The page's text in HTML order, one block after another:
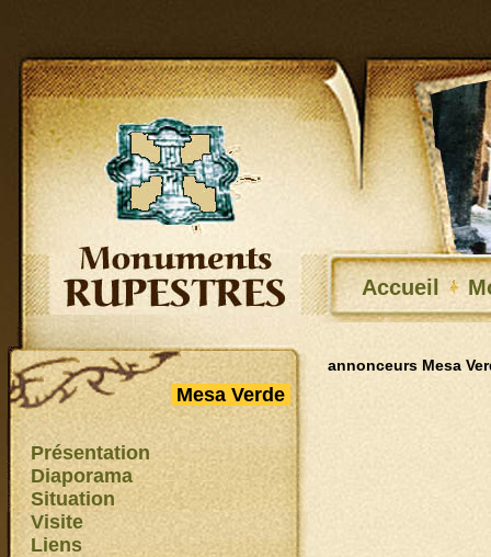
Accueil
Mesa Verde
Présentation
Diaporama
Situation
Visite
Liens
annonceurs Mesa